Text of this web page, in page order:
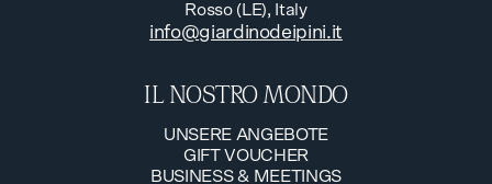
Rosso (LE), Italy
info@giardinodeipini.it
IL NOSTRO MONDO
UNSERE ANGEBOTE
UNSERE ANGEBOTE
GIFT VOUCHER
GIFT VOUCHER
BUSINESS & MEETINGS